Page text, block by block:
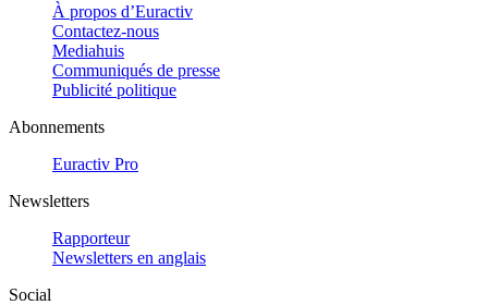
À propos d’Euractiv
Contactez-nous
Mediahuis
Communiqués de presse
Publicité politique
Abonnements
Euractiv Pro
Newsletters
Rapporteur
Newsletters en anglais
Social